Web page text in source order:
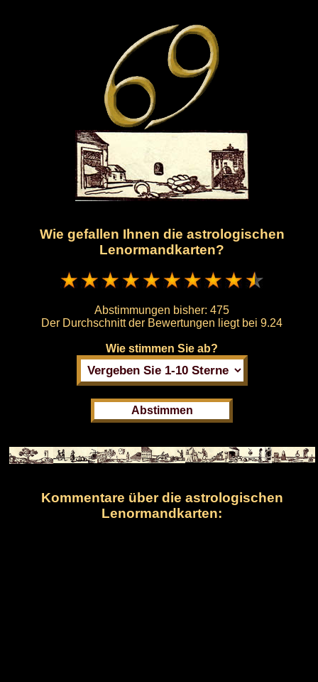
Wie gefallen Ihnen die astrologischen
Lenormandkarten?
Abstimmungen bisher: 475
Der Durchschnitt der Bewertungen liegt bei 9.24
Wie stimmen Sie ab?
Kommentare über die astrologischen
Lenormandkarten: